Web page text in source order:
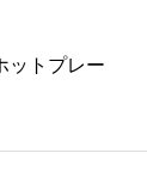
ットプレー